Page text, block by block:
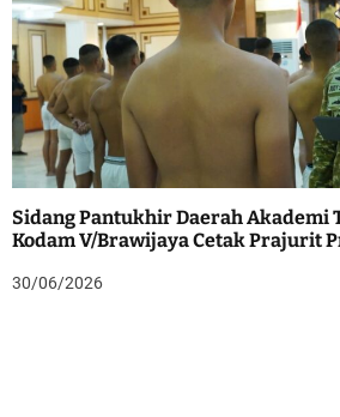
Sidang Pantukhir Daerah Akademi
Kodam V/Brawijaya Cetak Prajurit
30/06/2026